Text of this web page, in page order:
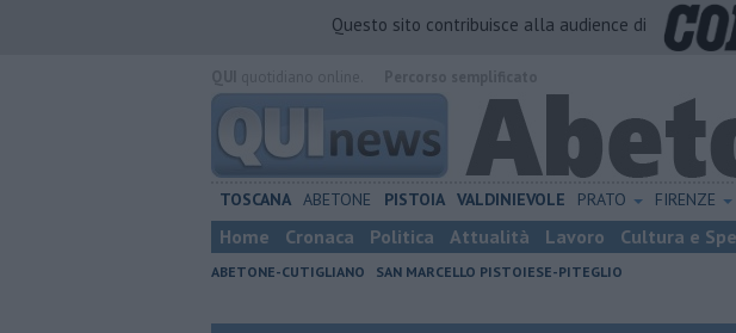
Questo sito contribuisce alla audience di
TOSCANA ABETONE PISTOIA VALDINIEVOLE PRATO FIRENZE
Home Cronaca Politica Attualità Lavoro Cultura e
ABETONE-CUTIGLIANO SAN MARCELLO PISTOIESE-PITEGLIO